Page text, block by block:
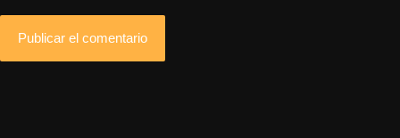
Publicar el comentario